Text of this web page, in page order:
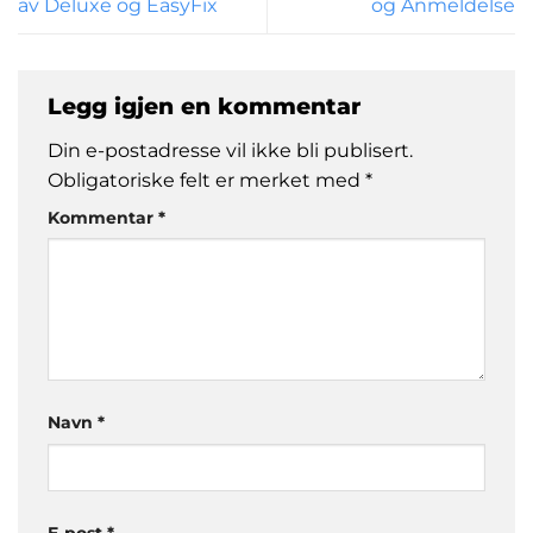
av Deluxe og EasyFix og Anmeldelse
Legg igjen en kommentar
Din e-postadresse vil ikke bli publisert.
Obligatoriske felt er merket med *
Kommentar *
Navn *